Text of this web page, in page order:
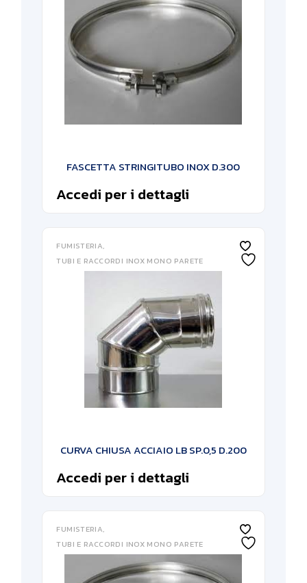
FASCETTA STRINGITUBO INOX D.300
Accedi per i dettagli
FUMISTERIA
TUBI E RACCORDI INOX MONO PARETE
CURVA CHIUSA ACCIAIO LB SP.0,5 D.200
Accedi per i dettagli
FUMISTERIA
TUBI E RACCORDI INOX MONO PARETE